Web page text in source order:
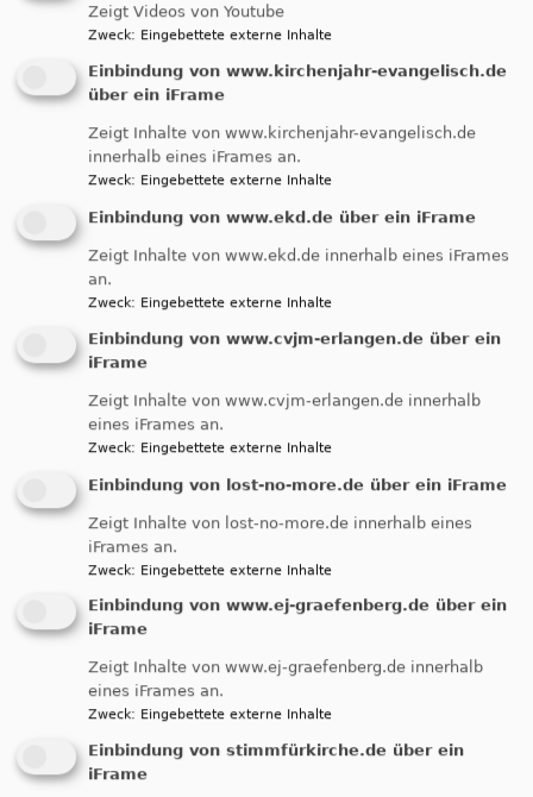
Was glaubst denn
du?
Glaube ist immer persönlich. Auch wenn er
meistens zu einem bestimmten „Glaubenssystem“
gehört: zum christlichen, zum muslimischen oder
jüdischen oder noch einem anderen; zum römisch-
reformierten oder einer anderen „Konfession“.
„Mein Glaube“ unterscheidet sich immer von
„deinem Glauben“, weil er durch meine
Erfahrungen, meine Lebenswelt und meine
Geschichte gefärbt ist. Aber es hilft mir, wenn du
mir etwas von deinem Glauben mitteilst. Deine
Glaubensansichten können mein Leben bereichern:
Sie können mich bestätigen oder mir Impulse
Gottes“ auch sehen könnte. Befreiter vielleicht.
Mit dem Projekt „Was glaubst denn du?“ laden wir
zum Austausch ein: in offenen Gruppen über eine
biblische Geschichte, über Kunstwerke von
Jugendlichen, bei der persönlichen Wahrnehmung
Zeigt Videos von Youtube
Zweck: Eingebettete externe Inhalte
Einbindung von www.kirchenjahr-evangelisch.de
über ein iFrame
Zeigt Inhalte von www.kirchenjahr-evangelisch.de
innerhalb eines iFrames an.
Zweck: Eingebettete externe Inhalte
Einbindung von www.ekd.de über ein iFrame
Zeigt Inhalte von www.ekd.de innerhalb eines iFrames
an.
Zweck: Eingebettete externe Inhalte
Einbindung von www.cvjm-erlangen.de über ein
iFrame
Zeigt Inhalte von www.cvjm-erlangen.de innerhalb
eines iFrames an.
Zweck: Eingebettete externe Inhalte
Einbindung von lost-no-more.de über ein iFrame
Zeigt Inhalte von lost-no-more.de innerhalb eines
iFrames an.
Zweck: Eingebettete externe Inhalte
Einbindung von www.ej-graefenberg.de über ein
iFrame
Zeigt Inhalte von www.ej-graefenberg.de innerhalb
eines iFrames an.
Zweck: Eingebettete externe Inhalte
Einbindung von stimmfürkirche.de über ein
iFrame